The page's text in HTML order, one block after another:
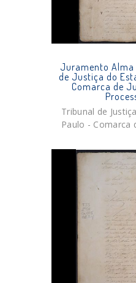
Juramento
de Justiça do
Comarca de
Tribunal de
Paulo - Comarca